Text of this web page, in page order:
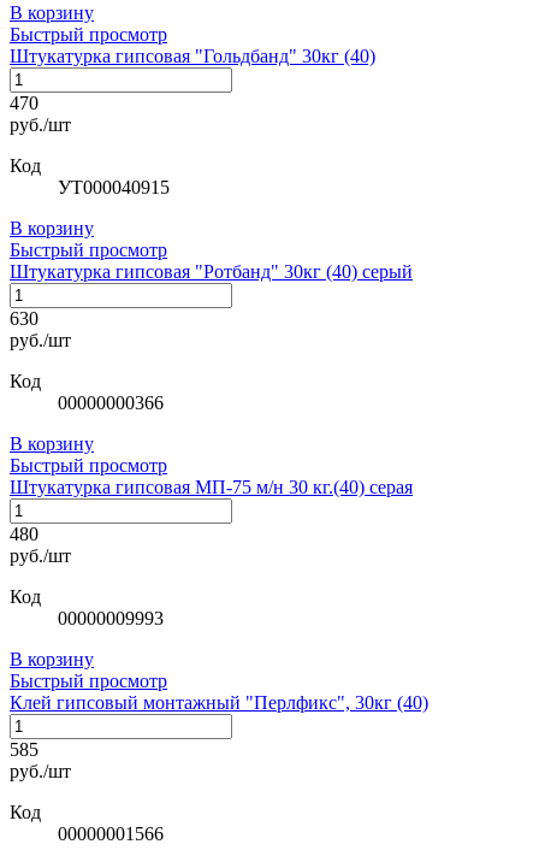
В корзину
Быстрый просмотр
Штукатурка гипсовая "Гольдбанд" 30кг (40)
470
руб./шт
Код
УТ000040915
В корзину
Быстрый просмотр
Штукатурка гипсовая "Ротбанд" 30кг (40) серый
630
руб./шт
Код
00000000366
В корзину
Быстрый просмотр
Штукатурка гипсовая МП-75 м/н 30 кг.(40) серая
480
руб./шт
Код
00000009993
В корзину
Быстрый просмотр
Клей гипсовый монтажный "Перлфикс", 30кг (40)
585
руб./шт
Код
00000001566